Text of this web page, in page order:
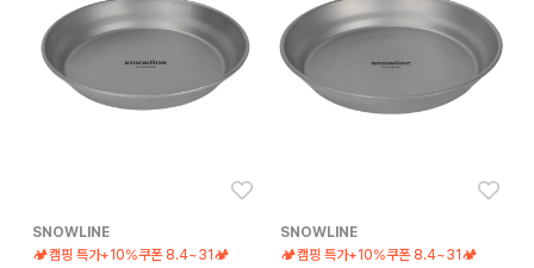
SNOWLINE
🏕️캠핑 특가+10%쿠폰 8.4~31🏕️
SNOWLINE
🏕️캠핑 특가+10%쿠폰 8.4~31🏕️